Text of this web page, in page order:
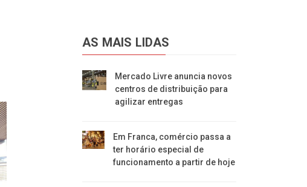
AS MAIS LIDAS
Mercado Livre anuncia novos
centros de distribuição para
agilizar entregas
Em Franca, comércio passa a
ter horário especial de
funcionamento a partir de hoje